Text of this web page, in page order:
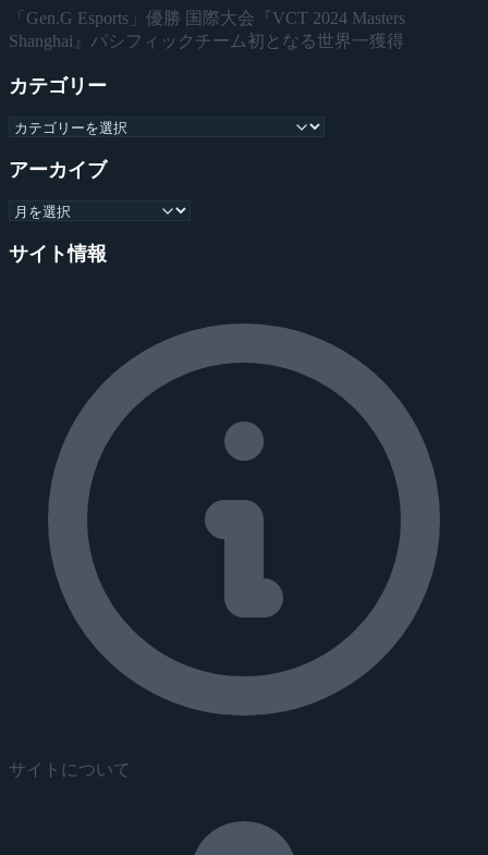
「Gen.G Esports」優勝 国際大会『VCT 2024 Masters
Shanghai』パシフィックチーム初となる世界一獲得
カテゴリー
アーカイブ
サイト情報
サイトについて